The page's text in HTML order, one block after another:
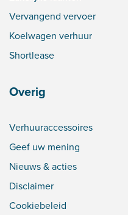
Vervangend vervoer
Koelwagen verhuur
Shortlease
Overig
Verhuuraccessoires
Geef uw mening
Nieuws & acties
Disclaimer
Cookiebeleid